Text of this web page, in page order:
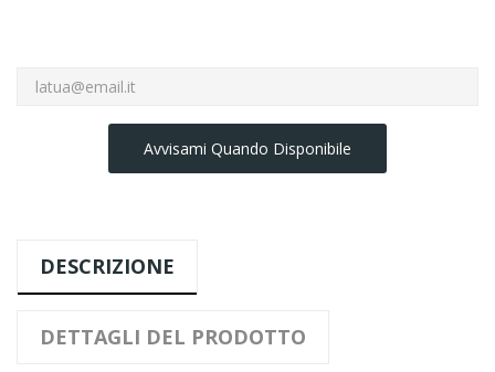
Avvisami Quando Disponibile
DESCRIZIONE
DETTAGLI DEL PRODOTTO